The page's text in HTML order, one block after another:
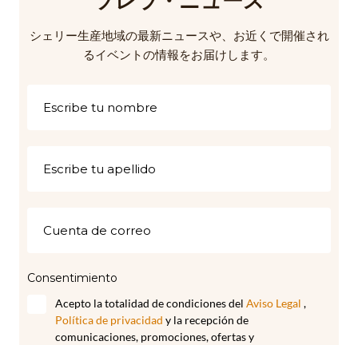
シェリー生産地域の最新ニュースや、お近くで開催され
るイベントの情報をお届けします。
Consentimiento
Acepto la totalidad de condiciones del Aviso Legal ,
Política de privacidad y la recepción de
comunicaciones, promociones, ofertas y